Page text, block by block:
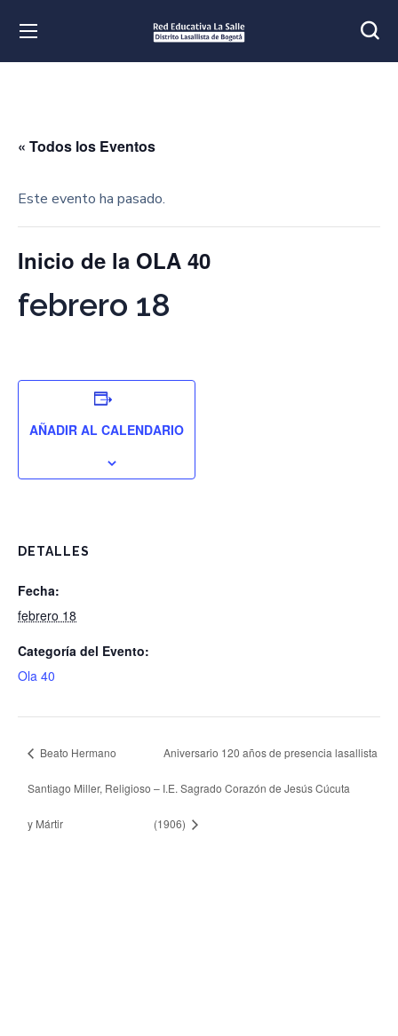
« Todos los Eventos
Este evento ha pasado.
Inicio de la OLA 40
febrero 18
AÑADIR AL CALENDARIO
DETALLES
Fecha:
febrero 18
Categoría del Evento:
Ola 40
Beato Hermano
Santiago Miller, Religioso
y Mártir
Aniversario 120 años de presencia lasallista
– I.E. Sagrado Corazón de Jesús Cúcuta
(1906)